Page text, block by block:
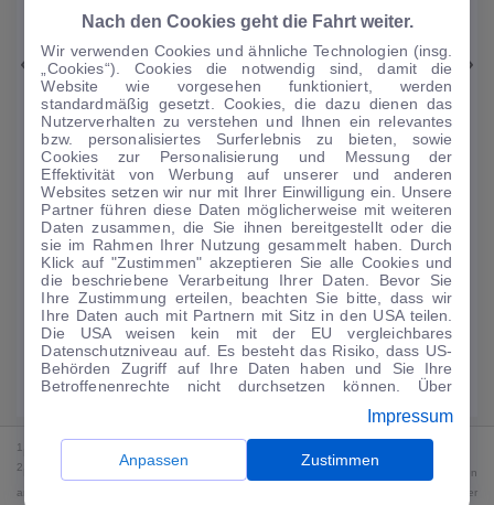
|19
Opel Corsa
Elegance 1.2T*Autom LED R-Kam Tempo Blueto...
33.297 km· 07/2023· Benzin·Automatik
Finanzierung Kaufen
134€/mtl.
Guter Preis4
0 € Anzahlung ·60 Monate ·Finanzierungs-Details
Angebot anfragen Rate anpassen
Kraftstoffverbrauch komb. 5,4 l/100 km · CO₂-Emissionen komb. 123 g/km
· CO₂-Klasse D · WLTP*
1
2 Bei dem Streichpreis handelt es sich für Neufahrzeuge und junge Gebrauchte um den
an auto.de übermittelten Listenpreis. Für alle anderen Fahrzeuge entspricht der
Nach den Cookies geht die Fahrt weiter.
Wir verwenden Cookies und ähnliche Technologien (insg.
„Cookies“). Cookies die notwendig sind, damit die
Website wie vorgesehen funktioniert, werden
standardmäßig gesetzt. Cookies, die dazu dienen das
Nutzerverhalten zu verstehen und Ihnen ein relevantes
bzw. personalisiertes Surferlebnis zu bieten, sowie
Cookies zur Personalisierung und Messung der
Effektivität von Werbung auf unserer und anderen
Websites setzen wir nur mit Ihrer Einwilligung ein. Unsere
Partner führen diese Daten möglicherweise mit weiteren
Daten zusammen, die Sie ihnen bereitgestellt oder die
sie im Rahmen Ihrer Nutzung gesammelt haben. Durch
Klick auf "Zustimmen" akzeptieren Sie alle Cookies und
die beschriebene Verarbeitung Ihrer Daten. Bevor Sie
Ihre Zustimmung erteilen, beachten Sie bitte, dass wir
Ihre Daten auch mit Partnern mit Sitz in den USA teilen.
Die USA weisen kein mit der EU vergleichbares
Datenschutzniveau auf. Es besteht das Risiko, dass US-
Behörden Zugriff auf Ihre Daten haben und Sie Ihre
Betroffenenrechte nicht durchsetzen können. Über
anpassen. Dies ist auch später jederzeit im Bereich
Cookie-Richtliniemöglich. Weitere Informationen finden
Sie in unsererDatenschutzerklärung .
Impressum
Anpassen Zustimmen